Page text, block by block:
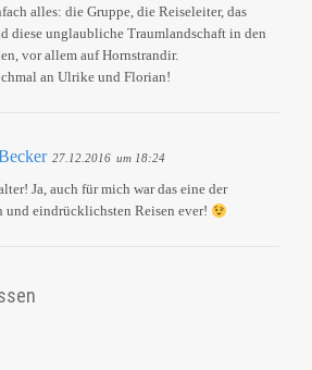
alles: die Gruppe, die Reiseleiter, das
diese unglaubliche Traumlandschaft in den
vor allem auf Hornstrandir.
an Ulrike und Florian!
27.12.2016 um 18:24
Ja, auch für mich war das eine der
und eindrücklichsten Reisen ever!